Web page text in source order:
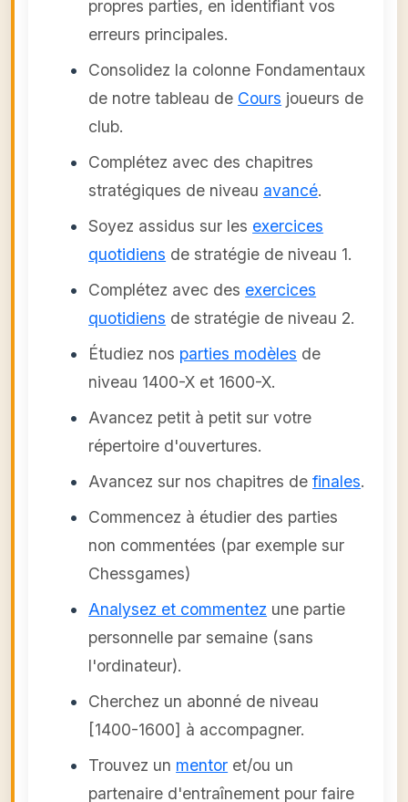
propres parties, en identifiant vos
erreurs principales.
Consolidez la colonne Fondamentaux
de notre tableau de Cours joueurs de
club.
Complétez avec des chapitres
stratégiques de niveau avancé.
Soyez assidus sur les exercices
quotidiens de stratégie de niveau 1.
Complétez avec des exercices
quotidiens de stratégie de niveau 2.
Étudiez nos parties modèles de
niveau 1400-X et 1600-X.
Avancez petit à petit sur votre
répertoire d'ouvertures.
Avancez sur nos chapitres definales.
Commencez à étudier des parties
non commentées (par exemple sur
Chessgames)
Analysez et commentez une partie
personnelle par semaine (sans
l'ordinateur).
Cherchez un abonné de niveau
[1400-1600] à accompagner.
Trouvez un mentor et/ou un
partenaire d'entraînement pour faire